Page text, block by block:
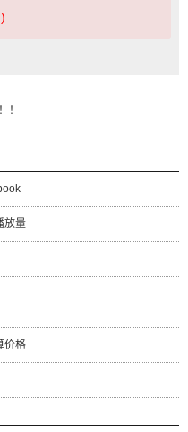
！
放量
价格